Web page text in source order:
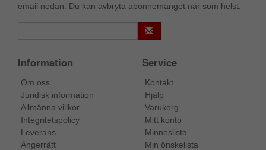
email nedan. Du kan avbryta abonnemanget när som helst.
Information
Om oss
Juridisk information
Allmänna villkor
Integritetspolicy
Leverans
Ångerrätt
Service
Kontakt
Hjälp
Varukorg
Mitt konto
Minneslista
Min önskelista